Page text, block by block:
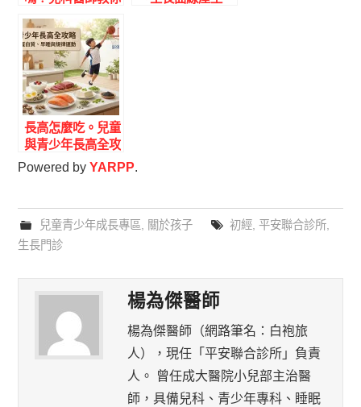
曲線百分位｜台灣
本土數據計算器
長高怎麼吃。兒童
與青少年長高全攻
略：專科醫師的飲
食菜單與黃金作
新
Powered byYARPP.
兒童青少年成長專區 關於孩子 初經 平安聯合診所,
生長門診
楊為傑醫師
楊為傑醫師（網路筆名：白袍旅
人），現任「平安聯合診所」負責
人。 曾任成大醫院小兒部主治醫
師，具備兒科、青少年專科、睡眠